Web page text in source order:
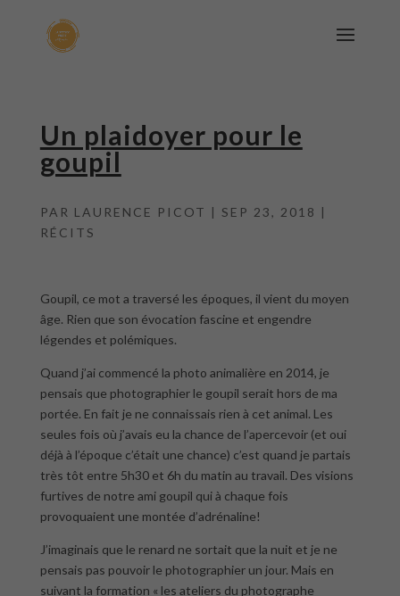
Un plaidoyer pour le
goupil
PAR LAURENCE PICOT | SEP 23, 2018 |
RÉCITS
Goupil, ce mot a traversé les époques, il vient du moyen
âge. Rien que son évocation fascine et engendre
légendes et polémiques.
Quand j’ai commencé la photo animalière en 2014, je
pensais que photographier le goupil serait hors de ma
portée. En fait je ne connaissais rien à cet animal. Les
seules fois où j’avais eu la chance de l’apercevoir (et oui
déjà à l’époque c’était une chance) c’est quand je partais
très tôt entre 5h30 et 6h du matin au travail. Des visions
furtives de notre ami goupil qui à chaque fois
provoquaient une montée d’adrénaline!
J’imaginais que le renard ne sortait que la nuit et je ne
pensais pas pouvoir le photographier un jour. Mais en
suivant la formation « les ateliers du photographe